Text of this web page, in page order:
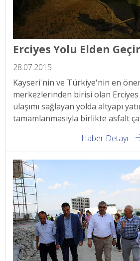
Erciyes Yolu Elden
28.07.2015
Kayseri'nin ve Türkiye'nin en
merkezlerinden birisi olan
ulaşımı sağlayan yolda altyapı
tamamlanmasıyla birlikte asfalt
Haber Detayı